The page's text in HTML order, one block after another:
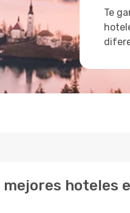
Te
hoteles